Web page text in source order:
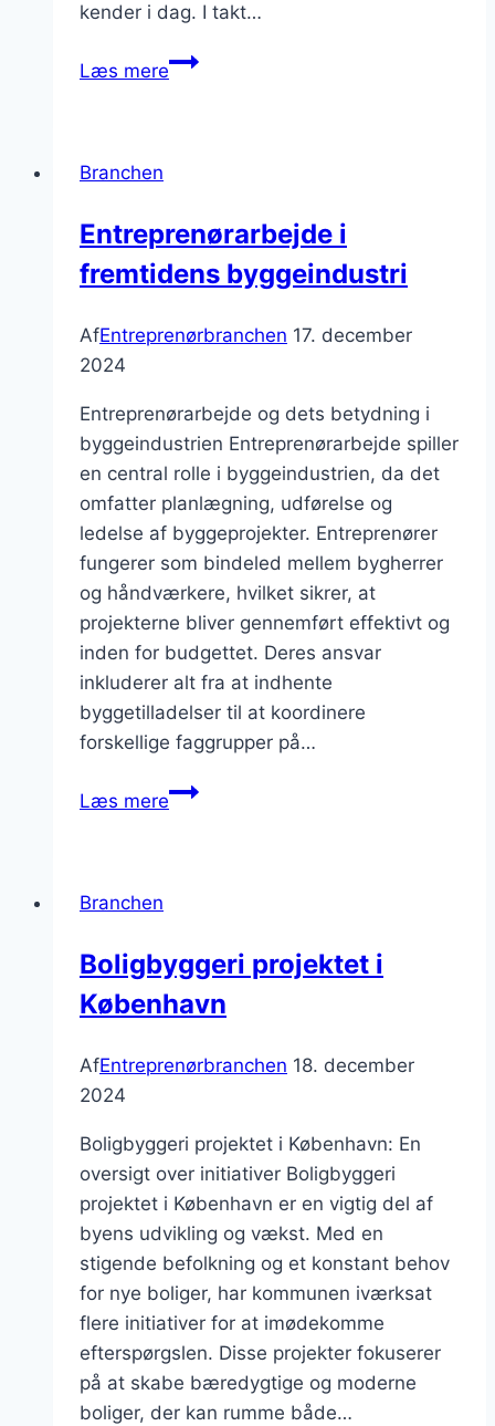
kender i dag. I takt…
Læs mereEntreprenørbranchen
Branchen
Entreprenørarbejde i
fremtidens byggeindustri
AfEntreprenørbranchen 17. december
2024
Entreprenørarbejde og dets betydning i
byggeindustrien Entreprenørarbejde spiller
en central rolle i byggeindustrien, da det
omfatter planlægning, udførelse og
ledelse af byggeprojekter. Entreprenører
fungerer som bindeled mellem bygherrer
og håndværkere, hvilket sikrer, at
projekterne bliver gennemført effektivt og
inden for budgettet. Deres ansvar
inkluderer alt fra at indhente
byggetilladelser til at koordinere
forskellige faggrupper på…
Læs mereEntreprenørarbejde
Branchen
Boligbyggeri projektet i
København
AfEntreprenørbranchen 18. december
2024
Boligbyggeri projektet i København: En
oversigt over initiativer Boligbyggeri
projektet i København er en vigtig del af
byens udvikling og vækst. Med en
stigende befolkning og et konstant behov
for nye boliger, har kommunen iværksat
flere initiativer for at imødekomme
efterspørgslen. Disse projekter fokuserer
på at skabe bæredygtige og moderne
boliger, der kan rumme både…